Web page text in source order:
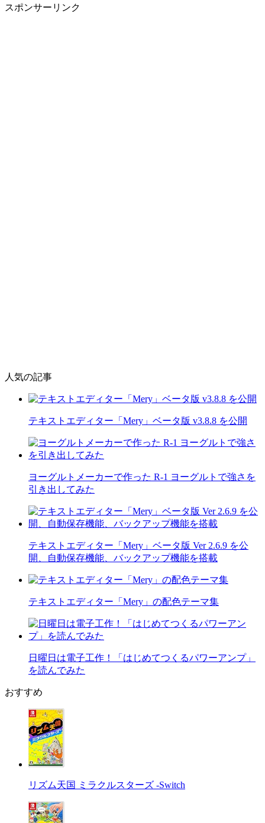
スポンサーリンク
人気の記事
テキストエディター「Mery」ベータ版 v3.8.8 を公開
ヨーグルトメーカーで作った R-1 ヨーグルトで強さを
引き出してみた
テキストエディター「Mery」ベータ版 Ver 2.6.9 を公
開、自動保存機能、バックアップ機能を搭載
テキストエディター「Mery」の配色テーマ集
日曜日は電子工作！「はじめてつくるパワーアンプ」
を読んでみた
おすすめ
リズム天国 ミラクルスターズ -Switch